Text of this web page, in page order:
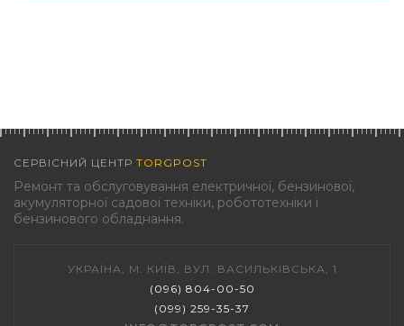
СЕРВІСНИЙ ЦЕНТР TORGPOST
Ремонт та обслуговування електричної, бензинової,
акумуляторної садової техніки, робототехніки і
бензинового обладнання.
УКРАЇНА, М. КИЇВ, ВУЛ. ВАСИЛЬКІВСЬКА, 1
(096) 804-00-50
(099) 259-35-37